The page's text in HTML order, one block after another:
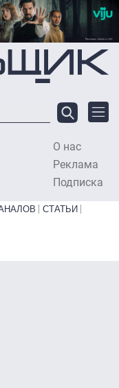
О нас
Реклама
Подписка
СТАТЬИ